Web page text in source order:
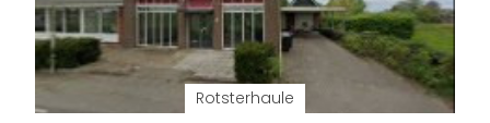
Rotsterhaule